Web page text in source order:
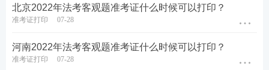
北京2022年法考客观题准考证什么时候可以打印？
准考证打印 07-28
河南2022年法考客观题准考证什么时候可以打印？
准考证打印 07-28